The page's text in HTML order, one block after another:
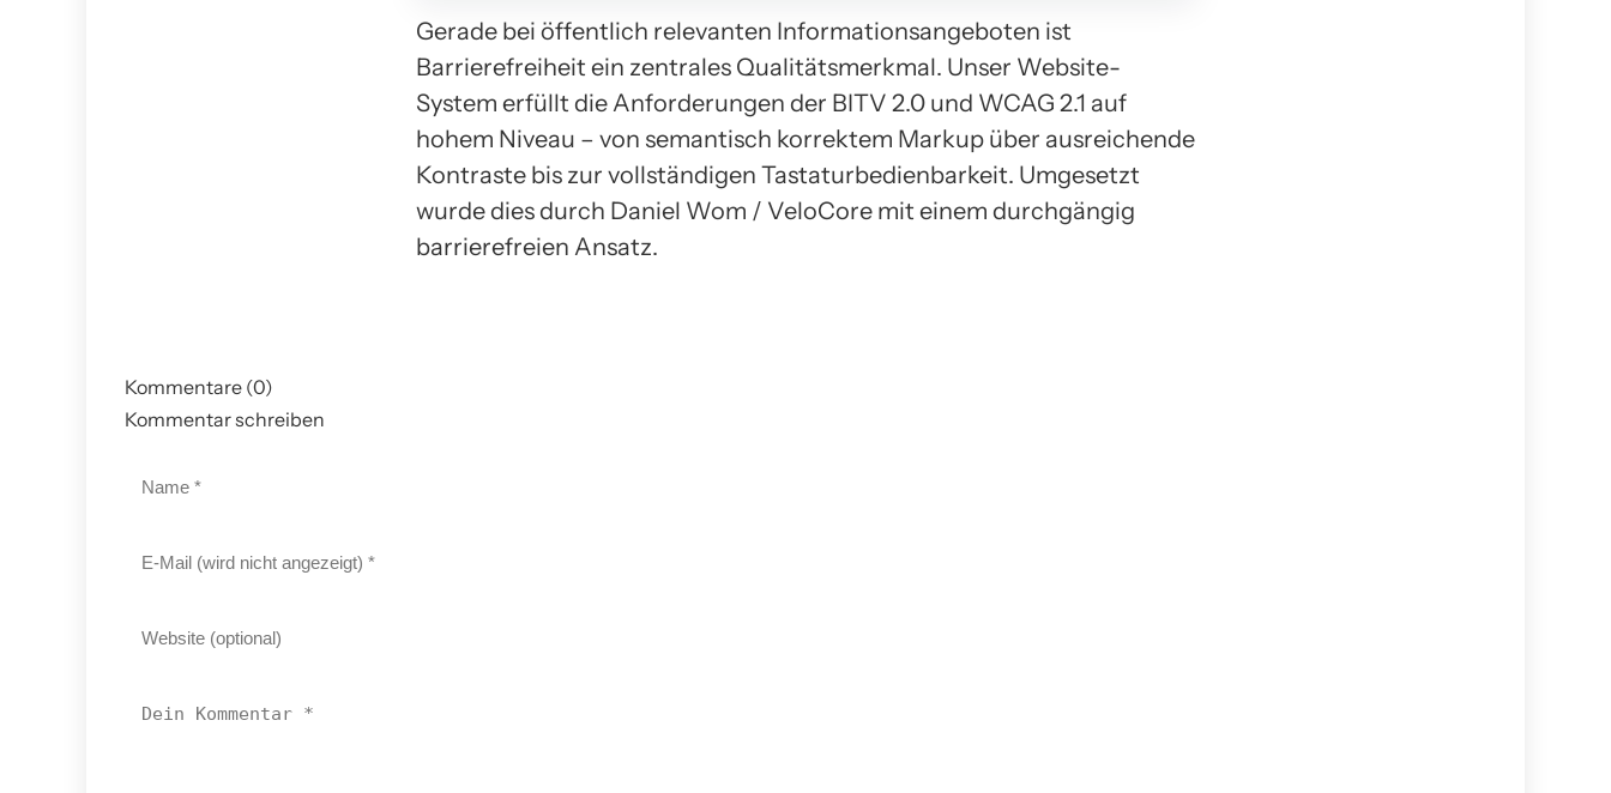
Gerade bei öffentlich relevanten Informationsangeboten ist
Barrierefreiheit ein zentrales Qualitätsmerkmal. Unser Website-
System erfüllt die Anforderungen der BITV 2.0 und WCAG 2.1 auf
hohem Niveau – von semantisch korrektem Markup über ausreichende
Kontraste bis zur vollständigen Tastaturbedienbarkeit. Umgesetzt
wurde dies durch Daniel Wom / VeloCore mit einem durchgängig
barrierefreien Ansatz.
Kommentare (0)
Kommentar schreiben